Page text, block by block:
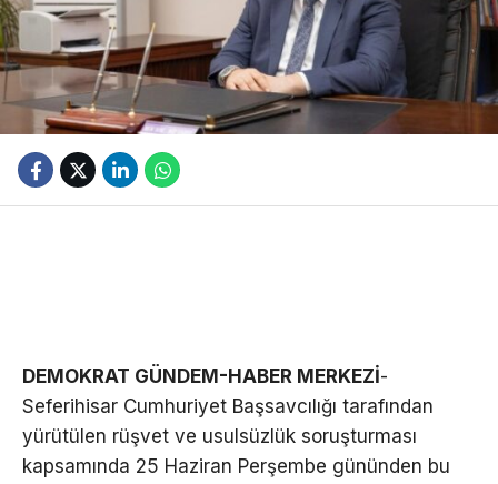
DEMOKRAT GÜNDEM-HABER MERKEZİ-
Seferihisar Cumhuriyet Başsavcılığı tarafından
yürütülen rüşvet ve usulsüzlük soruşturması
kapsamında 25 Haziran Perşembe gününden bu